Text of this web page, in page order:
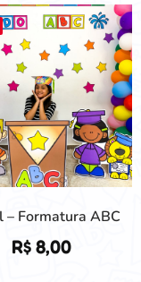
– Formatura ABC
R$8,00